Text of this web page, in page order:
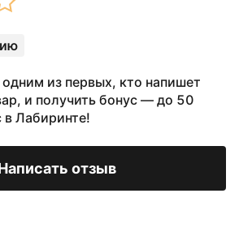
из первых, кто напишет
и получить бонус — до 50
в Лабиринте!
отзыв